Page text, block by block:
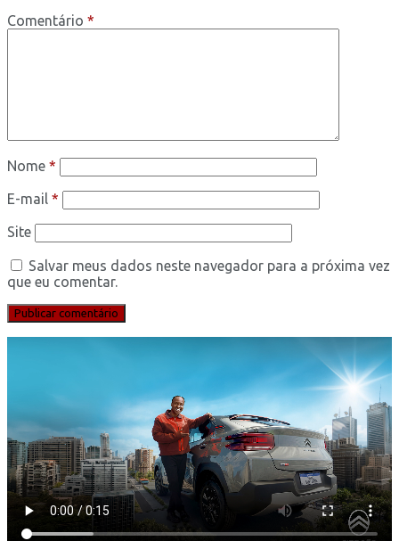
Comentário *
Nome *
E-mail *
Site
Salvar meus dados neste navegador para a próxima vez
que eu comentar.